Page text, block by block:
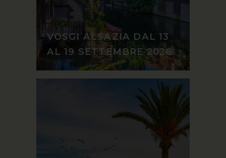
VOSGI ALSAZIA DAL 13
AL 19 SETTEMBRE 2026